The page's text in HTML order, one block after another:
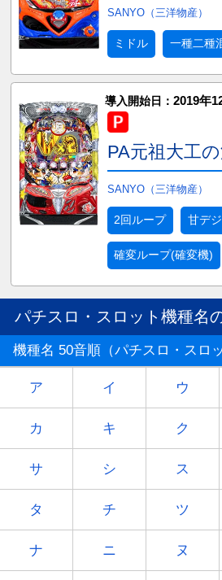
SANYO（三洋物産）
ミドル 一種二種
導入開始日： 2019年
PA元祖大工
SANYO（三洋物産）
2回ループ 甘デジ
確変ループ(確変機)
パチスロ・スロット機種名
機種名 50音順（パチスロ・スロッ
ア イ ウ
カ キ ク
サ シ ス
タ チ ツ
ナ ニ ヌ